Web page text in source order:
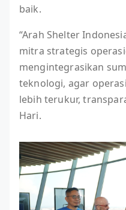
baik.
“Arah Shelter
mitra strategis
mengintegrasikan
teknologi, agar
lebih terukur,
Hari.